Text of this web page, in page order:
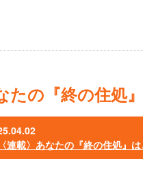
たの『終の住処
〈連載〉あなたの『終の住処』